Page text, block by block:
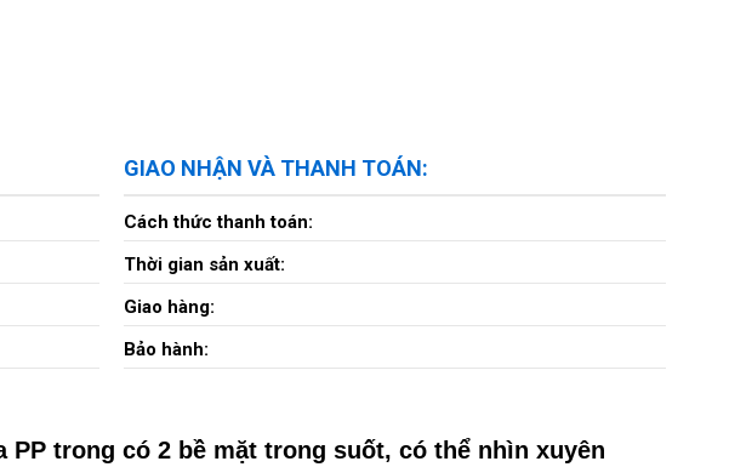
GIAO NHẬN VÀ THANH TOÁN:
Cách thức thanh toán:
Thời gian sản xuất:
Giao hàng:
Bảo hành:
PP trong có 2 bề mặt trong suốt, có thể nhìn xuyên